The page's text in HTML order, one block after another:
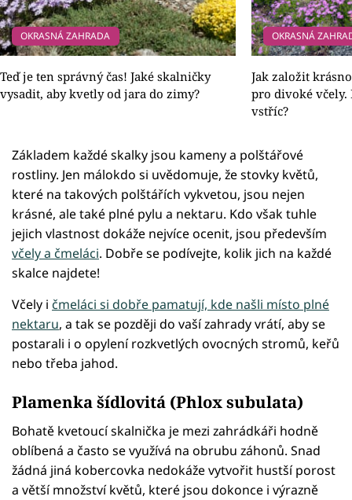
OKRASNÁ ZAHRADA
Teď je ten správný čas! Jaké skalničky
vysadit, aby kvetly od jara do zimy?
OKRASNÁ
Jak založit
pro divoké včely.
vstříc?
Základem každé skalky jsou kameny a polštářové
rostliny. Jen málokdo si uvědomuje, že stovky květů,
které na takových polštářích vykvetou, jsou nejen
krásné, ale také plné pylu a nektaru. Kdo však tuhle
jejich vlastnost dokáže nejvíce ocenit, jsou především
včely a čmeláci. Dobře se podívejte, kolik jich na každé
skalce najdete!
Včely i čmeláci si dobře pamatují, kde našli místo plné
nektaru, a tak se později do vaší zahrady vrátí, aby se
postarali i o opylení rozkvetlých ovocných stromů, keřů
nebo třeba jahod.
Plamenka šídlovitá (Phlox subulata)
Bohatě kvetoucí skalnička je mezi zahrádkáři hodně
oblíbená a často se využívá na obrubu záhonů. Snad
žádná jiná kobercovka nedokáže vytvořit hustší porost
a větší množství květů, které jsou dokonce i výrazně